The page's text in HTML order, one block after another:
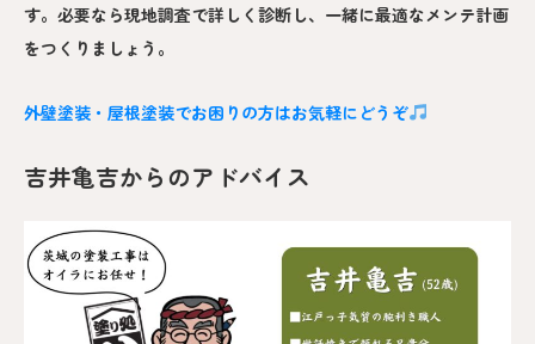
す。必要なら現地調査で詳しく診断し、一緒に最適なメンテ計画
をつくりましょう。
外壁塗装・屋根塗装でお困りの方はお気軽にどうぞ
吉井亀吉からのアドバイス